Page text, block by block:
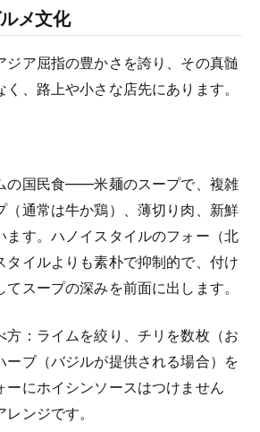
メ文化
ジア屈指の豊かさを誇り、その真髄
、路上や小さな店先にあります。
の国民食——米麺のスープで、複雑
（通常は牛か鶏）、薄切り肉、新鮮
ます。ハノイスタイルのフォー（北
タイルよりも素朴で抑制的で、付け
スープの深みを前面に出します。
方：ライムを絞り、チリを数枚（お
ーブ（バジルが提供される場合）を
ーにホイシンソースはつけません
ンジです。